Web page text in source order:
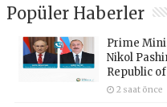
Popüler Haberler
Prime
Nikol
Republic
2 saat önce